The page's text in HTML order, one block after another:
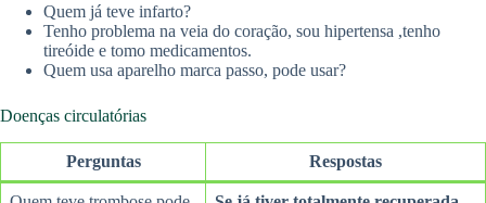
Quem já teve infarto?
Tenho problema na veia do coração, sou hipertensa ,tenho
tireóide e tomo medicamentos.
Quem usa aparelho marca passo, pode usar?
Doenças circulatórias
Perguntas Respostas